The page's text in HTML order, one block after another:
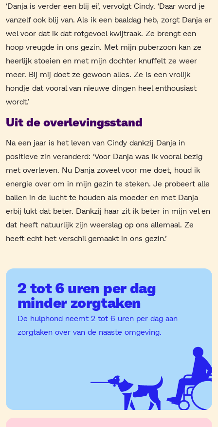
‘Danja is verder een blij ei’, vervolgt Cindy. ‘Daar word je
vanzelf ook blij van. Als ik een baaldag heb, zorgt Danja er
wel voor dat ik dat rotgevoel kwijtraak. Ze brengt een
hoop vreugde in ons gezin. Met mijn puberzoon kan ze
heerlijk stoeien en met mijn dochter knuffelt ze weer
meer. Bij mij doet ze gewoon alles. Ze is een vrolijk
hondje dat vooral van nieuwe dingen heel enthousiast
wordt.’
Uit de overlevingsstand
Na een jaar is het leven van Cindy dankzij Danja in
positieve zin veranderd: ‘Voor Danja was ik vooral bezig
met overleven. Nu Danja zoveel voor me doet, houd ik
energie over om in mijn gezin te steken. Je probeert alle
ballen in de lucht te houden als moeder en met Danja
erbij lukt dat beter. Dankzij haar zit ik beter in mijn vel en
dat heeft natuurlijk zijn weerslag op ons allemaal. Ze
heeft echt het verschil gemaakt in ons gezin.’
2 tot 6 uren per dag
minder zorgtaken
De hulphond neemt 2 tot 6 uren per dag aan
zorgtaken over van de naaste omgeving.